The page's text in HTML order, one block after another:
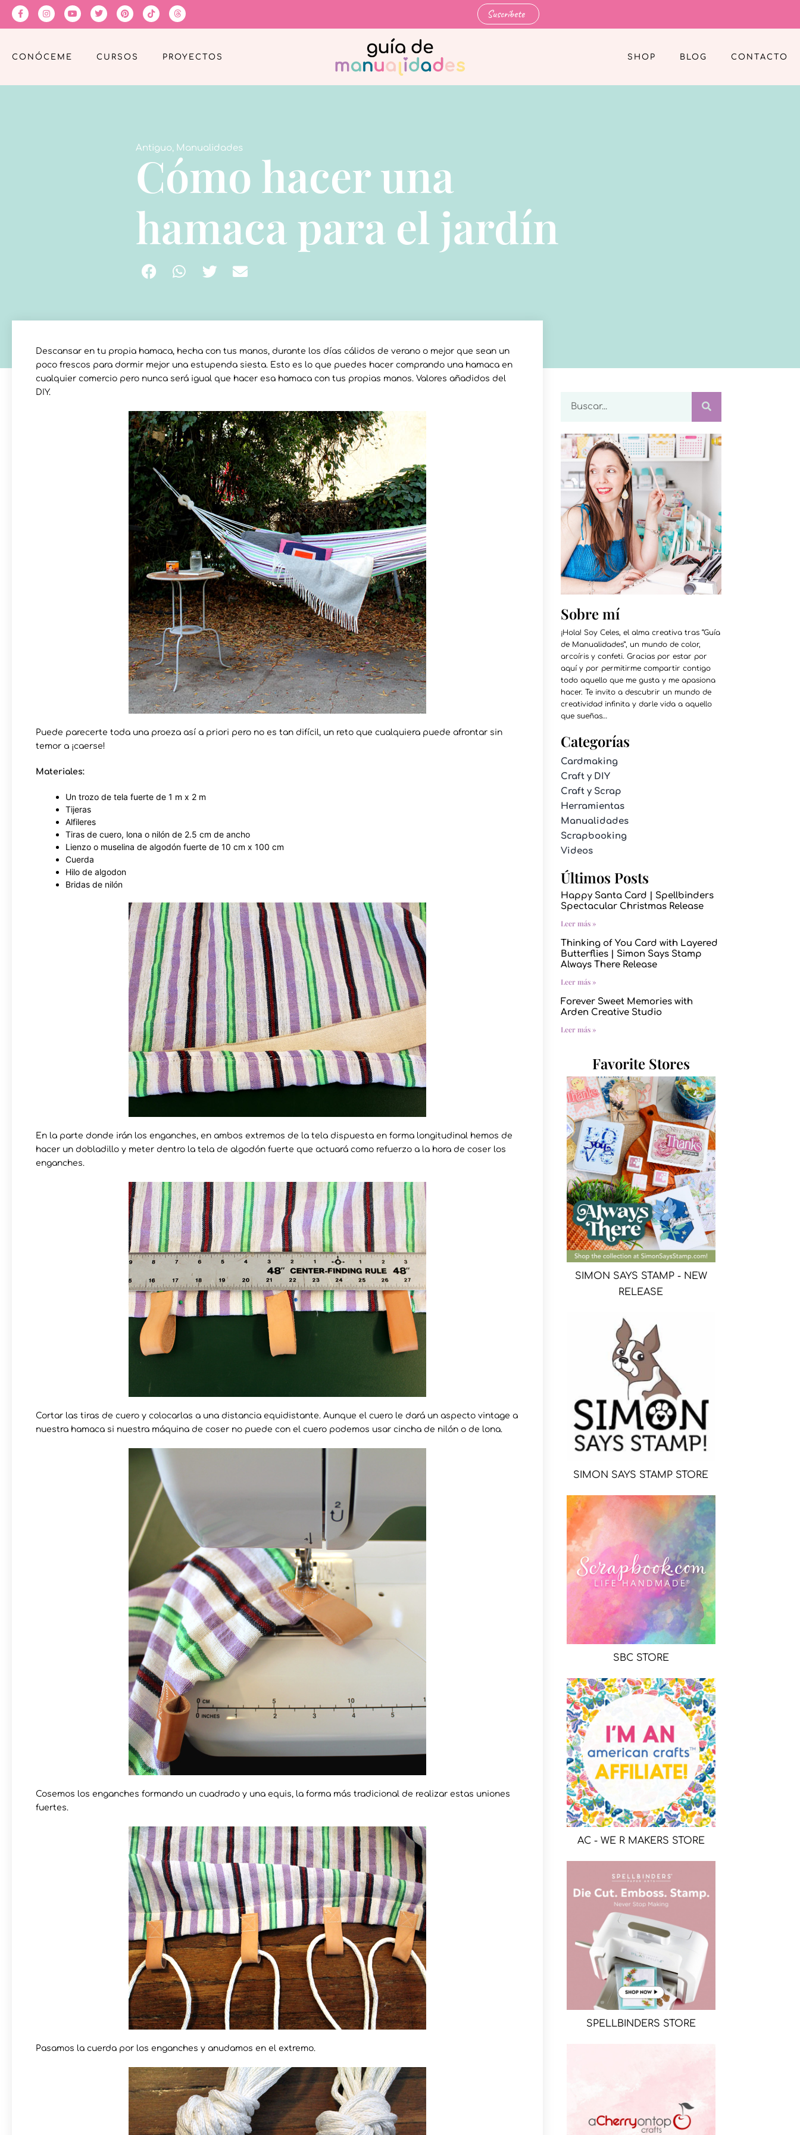
Suscríbete
CONÓCEME CURSOS PROYECTOS SHOP BLOG CONTACTO
Antiguo, Manualidades
Cómo hacer una
hamaca para el jardín
Descansar en tu propia hamaca, hecha con tus manos, durante los días cálidos de verano o mejor que sean un
poco frescos para dormir mejor una estupenda siesta. Esto es lo que puedes hacer comprando una hamaca en
cualquier comercio pero nunca será igual que hacer esa hamaca con tus propias manos. Valores añadidos del
DIY.
Puede parecerte toda una proeza así a priori pero no es tan difícil, un reto que cualquiera puede afrontar sin
temor a ¡caerse!
Materiales:
Un trozo de tela fuerte de 1 m x 2 m
Tijeras
Alfileres
Tiras de cuero, lona o nilón de 2.5 cm de ancho
Lienzo o muselina de algodón fuerte de 10 cm x 100 cm
Cuerda
Hilo de algodon
Bridas de nilón
En la parte donde irán los enganches, en ambos extremos de la tela dispuesta en forma longitudinal hemos de
hacer un dobladillo y meter dentro la tela de algodón fuerte que actuará como refuerzo a la hora de coser los
enganches.
Cortar las tiras de cuero y colocarlas a una distancia equidistante. Aunque el cuero le dará un aspecto vintage a
nuestra hamaca si nuestra máquina de coser no puede con el cuero podemos usar cincha de nilón o de lona.
Cosemos los enganches formando un cuadrado y una equis, la forma más tradicional de realizar estas uniones
fuertes.
Pasamos la cuerda por los enganches y anudamos en el extremo.
Sobre mí
¡Hola! Soy Celes, el alma creativa tras “Guía
de Manualidades”, un mundo de color,
arcoíris y confeti. Gracias por estar por
aquí y por permitirme compartir contigo
todo aquello que me gusta y me apasiona
hacer. Te invito a descubrir un mundo de
creatividad infinita y darle vida a aquello
que sueñas…
Categorías
Cardmaking
Craft y DIY
Craft y Scrap
Herramientas
Manualidades
Scrapbooking
Videos
Últimos Posts
Happy Santa Card | Spellbinders
Spectacular Christmas Release
Leer más »
Thinking of You Card with Layered
Butterflies | Simon Says Stamp
Always There Release
Leer más »
Forever Sweet Memories with
Arden Creative Studio
Leer más »
Favorite Stores
SIMON SAYS STAMP - NEW
RELEASE
SIMON SAYS STAMP STORE
SBC STORE
AC - WE R MAKERS STORE
SPELLBINDERS STORE